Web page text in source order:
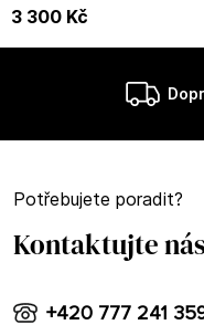
3 300 Kč
Potřebujete poradit?
Kontaktujte
+420 777 241